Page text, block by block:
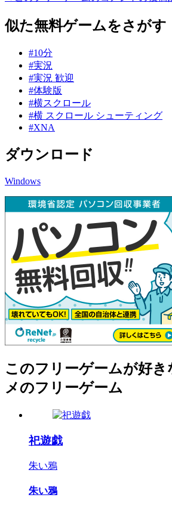
似た無料ゲームをさがす
#10分
#実況
#実況 歓迎
#体験版
#横スクロール
#横 スクロール シューティング
#XNA
ダウンロード
Windows
このフリーゲームが好き
メのフリーゲーム
祀遊戯
朱い鴉
朱い鴉